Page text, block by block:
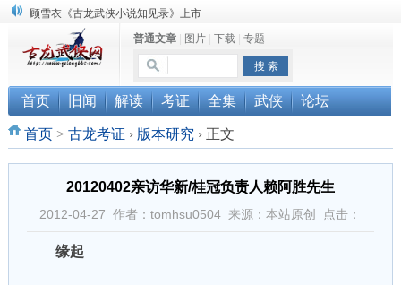
顾雪衣《古龙武侠小说知见录》上市
“武侠书库”查缺补漏活动圆满结束
《古龙小说原貌探究》修订版已上市
普通文章| 图片| 下载| 专题
首页 旧闻 解读 考证 全集 武侠 论坛
首页> 古龙考证 › 版本研究 ›正文
20120402亲访华新/桂冠负责人赖阿胜先生
2012-04-27 作者：tomhsu0504 来源：本站原创 点击：
缘起